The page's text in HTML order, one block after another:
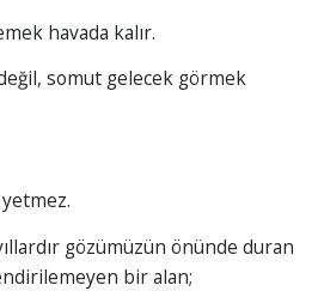
havada kalır.
somut gelecek görmek
gözümüzün önünde duran
bir alan;